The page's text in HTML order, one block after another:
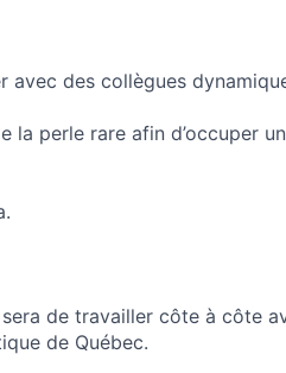
avec des collègues
la perle rare afin d’occuper
de travailler côte à côte
de Québec.